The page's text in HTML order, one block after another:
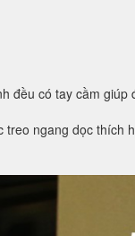
đều có tay cầm giúp
ngang dọc thích